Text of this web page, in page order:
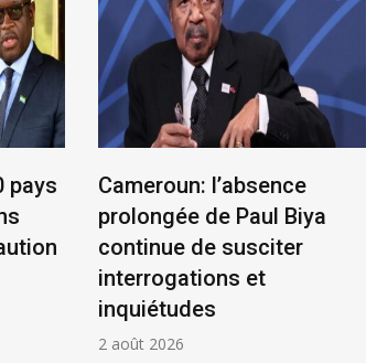
pays
Cameroun: l’absence
prolongée de Paul Biya
continue de susciter
interrogations et
inquiétudes
2 août 2026